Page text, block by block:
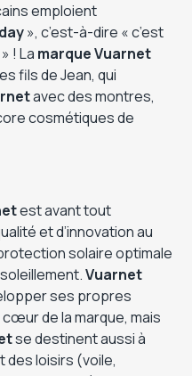
emploient
», c’est-à-dire « c’est
» ! La marque Vuarnet
fils de Jean, qui
avec des montres,
cosmétiques de
est avant tout
et d’innovation au
solaire optimale
Vuarnet
ses propres
de la marque, mais
se destinent aussi à
des loisirs (voile,